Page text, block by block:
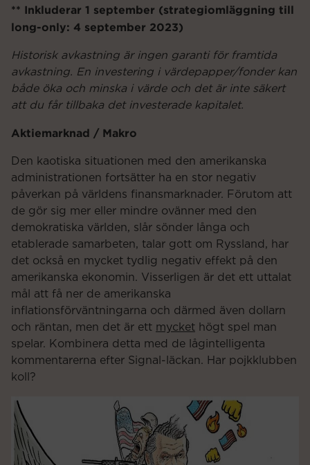
** Inkluderar 1 september (strategiomläggning till
long-only: 4 september 2023)
Historisk avkastning är ingen garanti för framtida
avkastning. En investering i värdepapper/fonder kan
både öka och minska i värde och det är inte säkert
att du får tillbaka det investerade kapitalet.
Aktiemarknad / Makro
Den kaotiska situationen med den amerikanska
administrationen fortsätter ha en stor negativ
påverkan på världens finansmarknader. Förutom att
de gör sig mer eller mindre ovänner med den
demokratiska världen, slår sönder långa och
etablerade samarbeten, talar gott om Ryssland, har
det också en mycket tydlig negativ effekt på den
amerikanska ekonomin. Visserligen är det ett uttalat
mål att få ner de amerikanska
inflationsförväntningarna och därmed även dollarn
och räntan, men det är ett mycket högt spel man
spelar. Kombinera detta med de lågintelligenta
kommentarerna efter Signal-läckan. Har pojkklubben
koll?